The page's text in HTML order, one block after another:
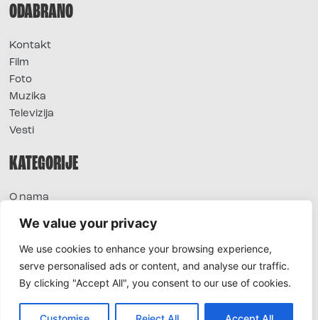
We value your privacy
We use cookies to enhance your browsing experience,
serve personalised ads or content, and analyse our traffic.
By clicking "Accept All", you consent to our use of cookies.
ODABRANO
Kontakt
Film
Foto
Muzika
Televizija
Vesti
KATEGORIJE
O nama
Extra
Foto
Moda
TV
Horoskop